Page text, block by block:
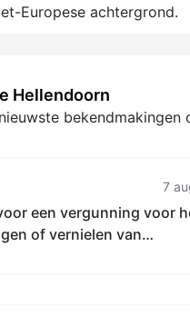
Europese achtergrond.
Hellendoorn
7
een vergunning voor
of vernielen van